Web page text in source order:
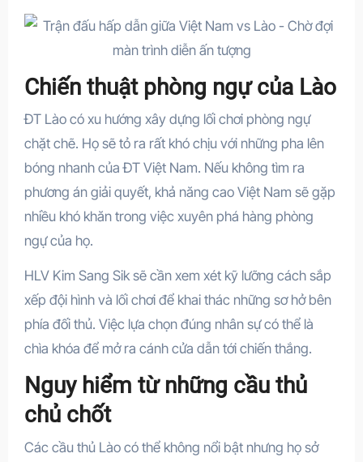
Chiến thuật phòng ngự của Lào
ĐT Lào có xu hướng xây dựng lối chơi phòng ngự
chặt chẽ. Họ sẽ tỏ ra rất khó chịu với những pha lên
bóng nhanh của ĐT Việt Nam. Nếu không tìm ra
phương án giải quyết, khả năng cao Việt Nam sẽ gặp
nhiều khó khăn trong việc xuyên phá hàng phòng
ngự của họ.
HLV Kim Sang Sik sẽ cần xem xét kỹ lưỡng cách sắp
xếp đội hình và lối chơi để khai thác những sơ hở bên
phía đối thủ. Việc lựa chọn đúng nhân sự có thể là
chìa khóa để mở ra cánh cửa dẫn tới chiến thắng.
Nguy hiểm từ những cầu thủ
chủ chốt
Các cầu thủ Lào có thể không nổi bật nhưng họ sở